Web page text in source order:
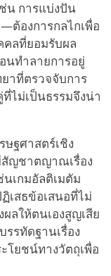
น การแบ่งปัน
ต้องการกลไกเพื่อ
คลที่ยอมรับผล
นทำลายการอยู่
าที่ตรวจจับการ
ไม่เป็นธรรมจึงน่า
ฐศาสตร์เชิง
ญชาตญาณเรื่อง
เกมอัลติเมตัม
เสธข้อเสนอที่ไม่
ลให้ตนเองสูญเสีย
รทัดฐานเรื่อง
โยชน์ทางวัตถุเพื่อ